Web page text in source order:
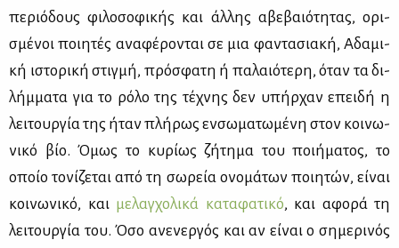
πε­ριό­δους φι­λο­σο­φι­κής και άλ­λης αβε­βαιό­τη­τας, ορι­
σμέ­νοι ποι­η­τές ανα­φέ­ρο­νται σε μια φα­ντα­σια­κή, Αδα­μι­
κή ιστο­ρι­κή στιγ­μή, πρό­σφα­τη ή πα­λαιό­τε­ρη, όταν τα δι­
λήμ­μα­τα για το ρό­λο της τέ­χνης δεν υπήρ­χαν επει­δή η
λει­τουρ­γία της ήταν πλή­ρως εν­σω­μα­τω­μέ­νη στον κοι­νω­
νι­κό βίο. Όμως το κυ­ρί­ως ζή­τη­μα του ποι­ή­μα­τος, το
οποίο το­νί­ζε­ται από τη σω­ρεία ονο­μά­των ποι­η­τών, εί­ναι
κοι­νω­νι­κό, και με­λαγ­χο­λι­κά κα­τα­φα­τι­κό, και αφο­ρά τη
λει­τουρ­γία του. Όσο ανε­νερ­γός και αν εί­ναι ο ση­με­ρι­νός